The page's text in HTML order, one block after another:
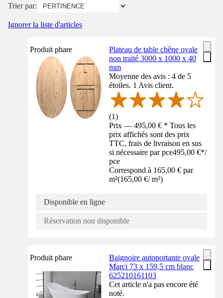
Trier par:
Ignorer la liste d'articles
Produit phare
Plateau de table chêne ovale
non traité 3000 x 1000 x 40
mm
Moyenne des avis : 4 de 5
étoiles. 1 Avis client.
(1)
Prix — 495,00 € * Tous les
prix affichés sont des prix
TTC, frais de livraison en sus
si nécessaire par pce495,00 €*/
pce
Correspond à 165,00 € par
m²(165,00 €/ m²)
Disponible en ligne
Réservation non disponible
Produit phare
Baignoire autoportante ovale
Marci 73 x 159,5 cm blanc
625210161103
Cet article n'a pas encore été
noté.